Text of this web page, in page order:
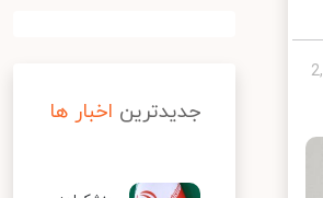
جدیدترین اخبار ها